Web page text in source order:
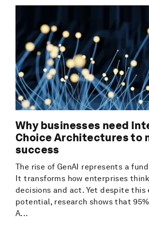
Why businesses need
Choice Architectures to
success
The rise of GenAI represents a
It transforms how enterprises
decisions and act. Yet despite this
potential, research shows that
A...